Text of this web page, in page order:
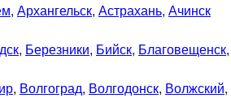
, Архангельск, Астрахань, Ачинск
, Березники, Бийск, Благовещенск,
, Волгоград, Волгодонск, Волжский,